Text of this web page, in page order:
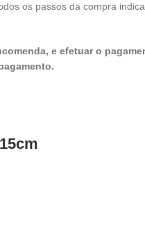
os passos da compra
e efetuar o